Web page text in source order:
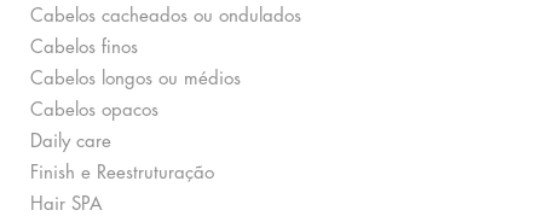
Cabelos cacheados ou ondulados
Cabelos finos
Cabelos longos ou médios
Cabelos opacos
Daily care
Finish e Reestruturação
Hair SPA